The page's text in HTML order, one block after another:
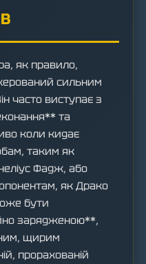
як правило,
сильним
часто виступає з
та
коли кидає
таким як
Фадж, або
опонентам, як Драко
бути
зарядженою**,
щирим
прорахованій